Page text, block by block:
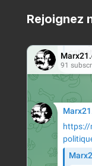
Rejoignez